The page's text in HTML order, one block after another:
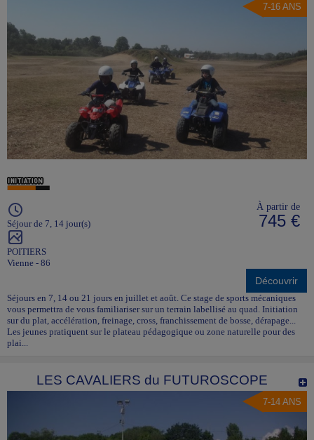
7-16 ANS
Séjour de 7, 14 jour(s)
POITIERS
Vienne - 86
À partir de
745 €
Découvrir
Séjours en 7, 14 ou 21 jours en juillet et août. Ce stage de sports mécaniques
vous permettra de vous familiariser sur un terrain labellisé au quad. Initiation
sur du plat, accélération, freinage, cross, franchissement de bosse, dérapage...
Les jeunes pratiquent sur le plateau pédagogique ou zone naturelle pour des
plai...
LES CAVALIERS du FUTUROSCOPE
7-14 ANS